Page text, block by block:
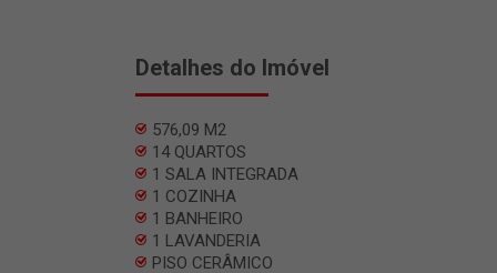
Detalhes do Imóvel
576,09 M2
14 QUARTOS
1 SALA INTEGRADA
1 COZINHA
1 BANHEIRO
1 LAVANDERIA
PISO CERÂMICO